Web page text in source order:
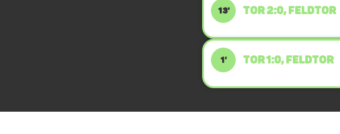
13' TOR 2:0, FELDTOR
1' TOR 1:0, FELDTOR